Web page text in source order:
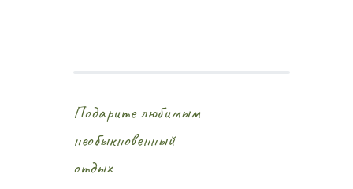
Подарите любимым
необыкновенный
отдых